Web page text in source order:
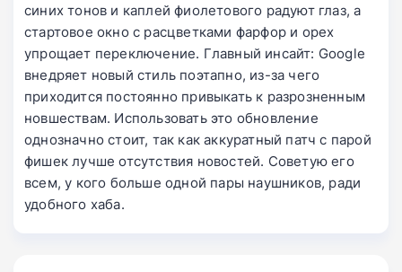
синих тонов и каплей фиолетового радуют глаз, а
стартовое окно с расцветками фарфор и орех
упрощает переключение. Главный инсайт: Google
внедряет новый стиль поэтапно, из-за чего
приходится постоянно привыкать к разрозненным
новшествам. Использовать это обновление
однозначно стоит, так как аккуратный патч с парой
фишек лучше отсутствия новостей. Советую его
всем, у кого больше одной пары наушников, ради
удобного хаба.